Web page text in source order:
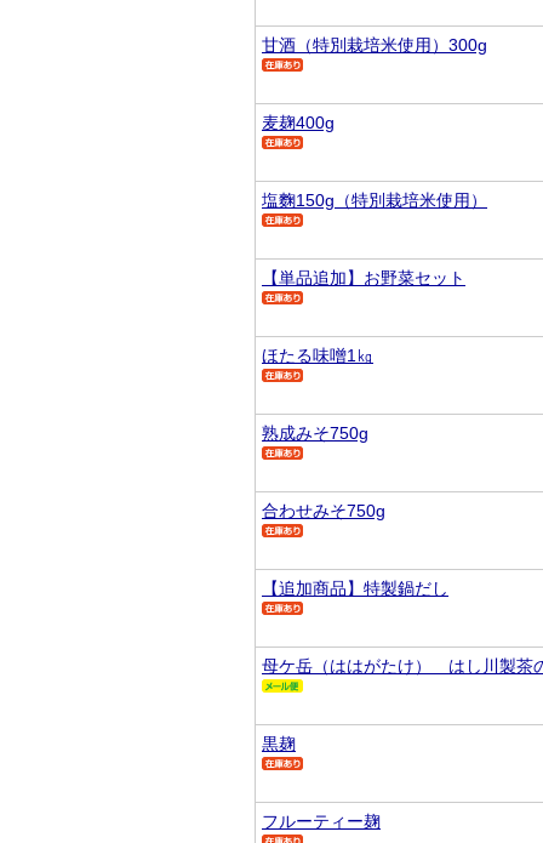
甘酒（特別栽培米使用）300g
麦麹400g
塩麴150g（特別栽培米使用）
【単品追加】お野菜セット
ほたる味噌1㎏
熟成みそ750g
合わせみそ750g
【追加商品】特製鍋だし
母ケ岳（ははがたけ） はし川製茶
黒麹
フルーティー麹